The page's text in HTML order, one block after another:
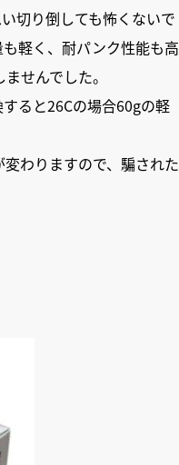
切り倒しても怖くないで
軽く、耐パンク性能も高
せんでした。
ると26Cの場合60gの軽
わりますので、騙された